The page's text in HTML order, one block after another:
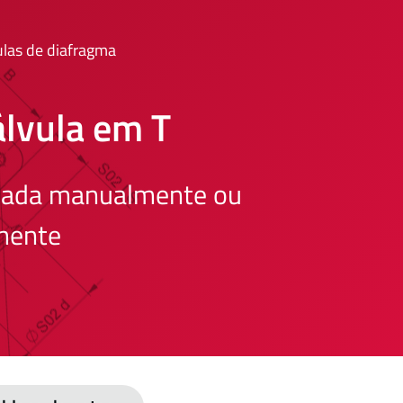
de diafragma
em T
manualmente ou